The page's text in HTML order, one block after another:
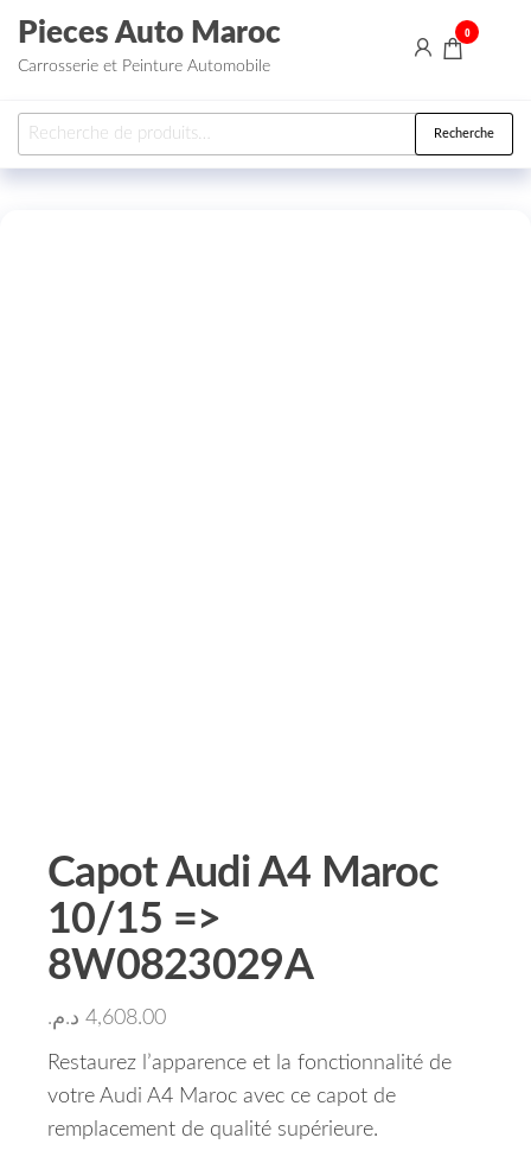
Aller au contenu
Pieces Auto Maroc
Carrosserie et Peinture Automobile
0
Recherche pour : Recherche
Capot Audi A4 Maroc
10/15 =>
8W0823029A
4,608.00 د.م.
Restaurez l’apparence et la fonctionnalité de
votre Audi A4 Maroc avec ce capot de
remplacement de qualité supérieure.